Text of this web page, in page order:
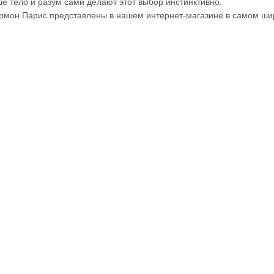
Парис представлены в нашем интернет-магазине в самом